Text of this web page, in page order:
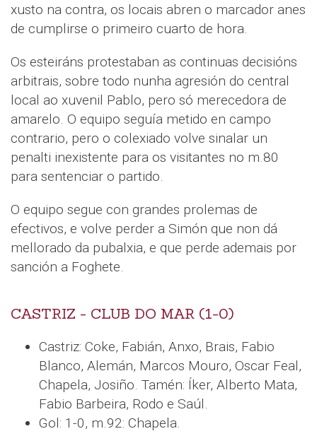
xusto na contra, os locais abren o marcador anes
de cumplirse o primeiro cuarto de hora.
Os esteiráns protestaban as continuas decisións
arbitrais, sobre todo nunha agresión do central
local ao xuvenil Pablo, pero só merecedora de
amarelo. O equipo seguía metido en campo
contrario, pero o colexiado volve sinalar un
penalti inexistente para os visitantes no m.80
para sentenciar o partido.
O equipo segue con grandes prolemas de
efectivos, e volve perder a Simón que non dá
mellorado da pubalxia, e que perde ademais por
sanción a Foghete.
CASTRIZ - CLUB DO MAR (1-0)
Castriz: Coke, Fabián, Anxo, Brais, Fabio
Blanco, Alemán, Marcos Mouro, Oscar Feal,
Chapela, Josiño. Tamén: Íker, Alberto Mata,
Fabio Barbeira, Rodo e Saúl.
Gol: 1-0, m.92: Chapela.